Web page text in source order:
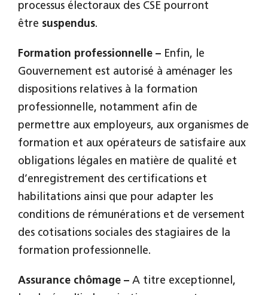
processus électoraux des CSE pourront
être suspendus.
Formation professionnelle – Enfin, le
Gouvernement est autorisé à aménager les
dispositions relatives à la formation
professionnelle, notamment afin de
permettre aux employeurs, aux organismes de
formation et aux opérateurs de satisfaire aux
obligations légales en matière de qualité et
d’enregistrement des certifications et
habilitations ainsi que pour adapter les
conditions de rémunérations et de versement
des cotisations sociales des stagiaires de la
formation professionnelle.
Assurance chômage – A titre exceptionnel,